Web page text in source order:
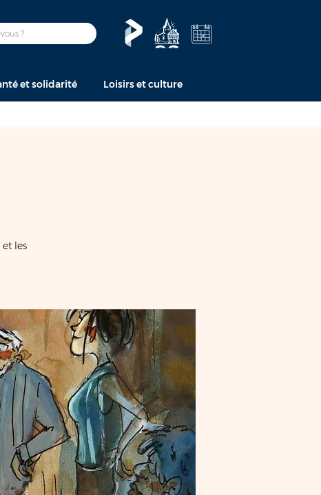
et solidarité Loisirs et culture
les